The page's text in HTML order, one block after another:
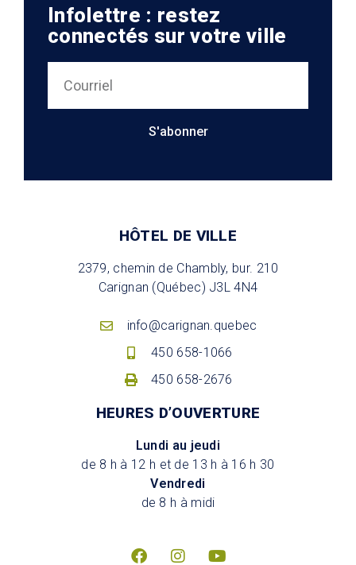
Infolettre : restez
connectés sur votre ville
S'abonner
HÔTEL DE VILLE
2379, chemin de Chambly, bur. 210
Carignan (Québec) J3L 4N4
info@carignan.quebec
450 658-1066
450 658-2676
HEURES D’OUVERTURE
Lundi au jeudi
de 8 h à 12 h et de 13 h à 16 h 30
Vendredi
de 8 h à midi